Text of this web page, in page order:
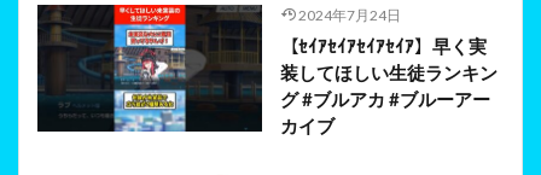
2024年7月24日
【ｾｲｱｾｲｱｾｲｱｾｲｱ】早く実
装してほしい生徒ランキン
グ #ブルアカ #ブルーアー
カイブ